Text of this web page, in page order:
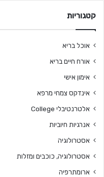
קטגוריות
אוכל בריא
אורח חיים בריא
אימון אישי
אינדקס צמחי מרפא
אלטרנטיבלי College
אנרגיות חיוביות
אסטרולוגיה
אסטרולוגיה, כוכבים ומזלות
ארומתרפיה